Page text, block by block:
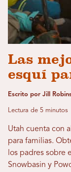
Las
esquí
Escrito por Jill
Lectura de 5 minutos
Utah cuenta con
para familias.
los padres sobre
Snowbasin y